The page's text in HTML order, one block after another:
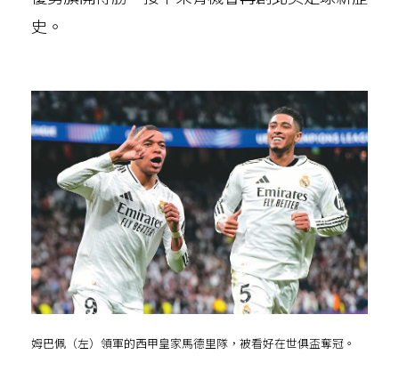
史。
姆巴佩（左）領軍的西甲皇家馬德里隊，被看好在世俱盃奪冠。